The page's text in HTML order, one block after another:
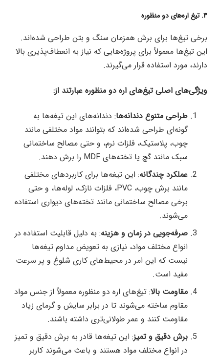
۴. تیغ اره‌های دو منظوره
برخی تیغ‌ها برای برش همزمان سنگ و بتن طراحی شده‌اند.
این تیغ‌ها معمولاً برای پروژه‌هایی که نیاز به انعطاف‌پذیری بالا
دارند، مورد استفاده قرار می‌گیرند.
ویژگی‌های اصلی تیغ‌های اره دو منظوره عبارتند از:
طراحی متنوع دندانه‌ها: دندانه‌های این تیغه‌ها به
گونه‌ای طراحی شده‌اند که بتوانند مواد مختلفی مانند
چوب، پلاستیک، فلزات نرم، و حتی مصالح ساختمانی
سبک مانند گچ یا تخته‌های MDF را برش دهند.
عملکرد چندگانه: این تیغه‌ها برای کاربردهای مختلفی
مانند برش چوب، PVC، فلزات نازک، لوله‌ها، و حتی
برخی مصالح ساختمانی مانند تخته‌های دیواری استفاده
می‌شوند.
صرفه‌جویی در زمان و هزینه: به دلیل قابلیت استفاده در
انواع مختلف مواد، نیازی به تعویض مداوم تیغه‌ها
نیست که این امر در محیط‌های کاری شلوغ و پر سرعت
مفید است.
مقاومت بالا: تیغ‌های اره دو منظوره معمولاً از جنس مواد
مقاوم ساخته می‌شوند تا در برابر سایش و گرمای زیاد
مقاومت کنند و عمر طولانی‌تری داشته باشند.
برش دقیق و تمیز: این تیغه‌ها قادر به برش دقیق و تمیز
در انواع مختلف مواد هستند و باعث می‌شوند کاربر